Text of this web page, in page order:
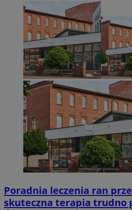
Poradnia leczenia ran
skuteczna terapia trudno